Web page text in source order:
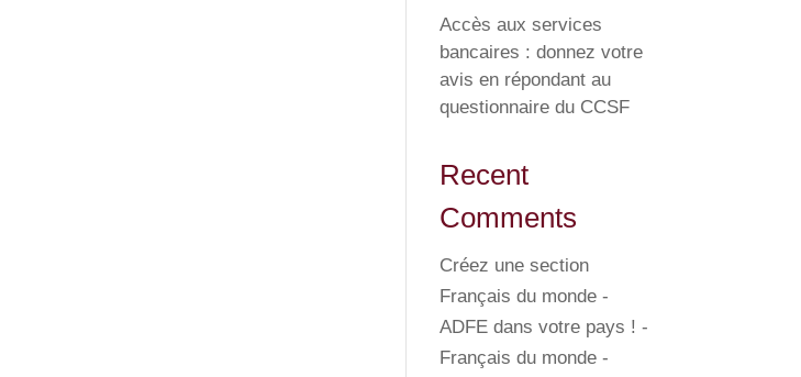
Accès aux services
bancaires : donnez votre
avis en répondant au
questionnaire du CCSF
Recent
Comments
Créez une section
Français du monde -
ADFE dans votre pays ! -
Français du monde -